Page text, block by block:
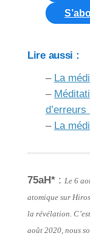
Lire aussi :
– La
–
d’erreurs
– La
75aH* : Le 6
atomique sur
la révélation.
août 2020, nous